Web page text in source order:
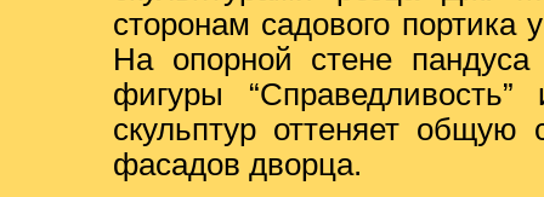
сторонам садового портика
На опорной стене
фигуры
скульптур оттеняет общую
фасадов дворца.